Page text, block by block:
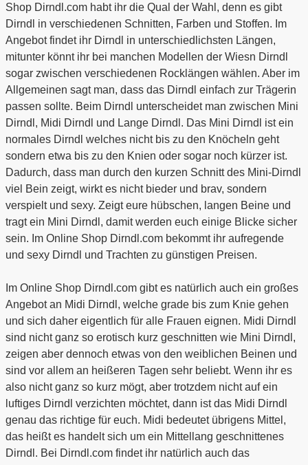
Shop Dirndl.com habt ihr die Qual der Wahl, denn es gibt
Dirndl in verschiedenen Schnitten, Farben und Stoffen. Im
Angebot findet ihr Dirndl in unterschiedlichsten Längen,
mitunter könnt ihr bei manchen Modellen der Wiesn Dirndl
sogar zwischen verschiedenen Rocklängen wählen. Aber im
Allgemeinen sagt man, dass das Dirndl einfach zur Trägerin
passen sollte. Beim Dirndl unterscheidet man zwischen Mini
Dirndl, Midi Dirndl und Lange Dirndl. Das Mini Dirndl ist ein
normales Dirndl welches nicht bis zu den Knöcheln geht
sondern etwa bis zu den Knien oder sogar noch kürzer ist.
Dadurch, dass man durch den kurzen Schnitt des Mini-Dirndl
viel Bein zeigt, wirkt es nicht bieder und brav, sondern
verspielt und sexy. Zeigt eure hübschen, langen Beine und
tragt ein Mini Dirndl, damit werden euch einige Blicke sicher
sein. Im Online Shop Dirndl.com bekommt ihr aufregende
und sexy Dirndl und Trachten zu günstigen Preisen.
Im Online Shop Dirndl.com gibt es natürlich auch ein großes
Angebot an Midi Dirndl, welche grade bis zum Knie gehen
und sich daher eigentlich für alle Frauen eignen. Midi Dirndl
sind nicht ganz so erotisch kurz geschnitten wie Mini Dirndl,
zeigen aber dennoch etwas von den weiblichen Beinen und
sind vor allem an heißeren Tagen sehr beliebt. Wenn ihr es
also nicht ganz so kurz mögt, aber trotzdem nicht auf ein
luftiges Dirndl verzichten möchtet, dann ist das Midi Dirndl
genau das richtige für euch. Midi bedeutet übrigens Mittel,
das heißt es handelt sich um ein Mittellang geschnittenes
Dirndl. Bei Dirndl.com findet ihr natürlich auch das